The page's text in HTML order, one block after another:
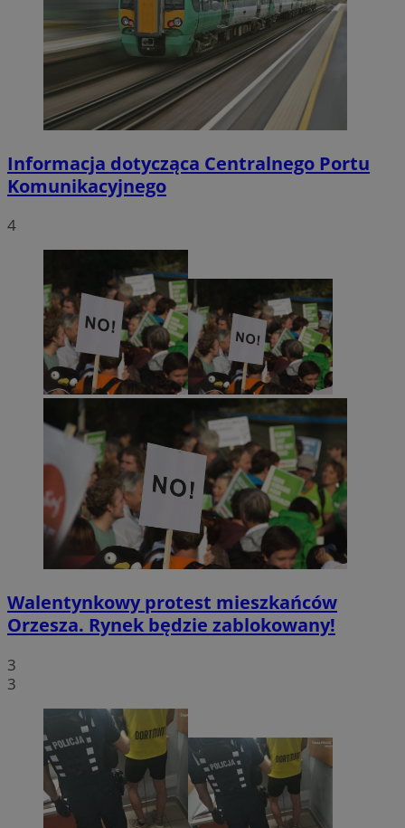
Informacja dotycząca Centralnego Portu
Komunikacyjnego
4
Walentynkowy protest mieszkańców
Orzesza. Rynek będzie zablokowany!
3
3